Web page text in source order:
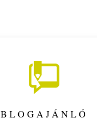
BLOGAJÁNLÓ